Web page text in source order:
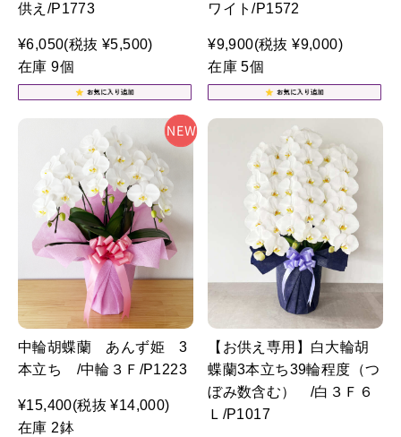
供え/P1773
¥6,050(税抜 ¥5,500)
在庫 9個
ワイト/P1572
¥9,900(税抜 ¥9,000)
在庫 5個
中輪胡蝶蘭 あんず姫 3
本立ち /中輪３Ｆ/P1223
¥15,400(税抜 ¥14,000)
在庫 2鉢
【お供え専用】白大輪胡
蝶蘭3本立ち39輪程度（つ
ぼみ数含む） /白３Ｆ６
Ｌ/P1017